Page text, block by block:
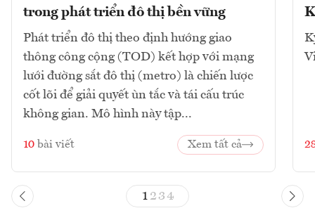
trong phát triển đô thị bền vững
Phát triển đô thị theo định hướng giao
thông công cộng (TOD) kết hợp với mạng
lưới đường sắt đô thị (metro) là chiến lược
cốt lõi để giải quyết ùn tắc và tái cấu trúc
không gian. Mô hình này tập...
10 bài viết Xem tất cả
1 23 4